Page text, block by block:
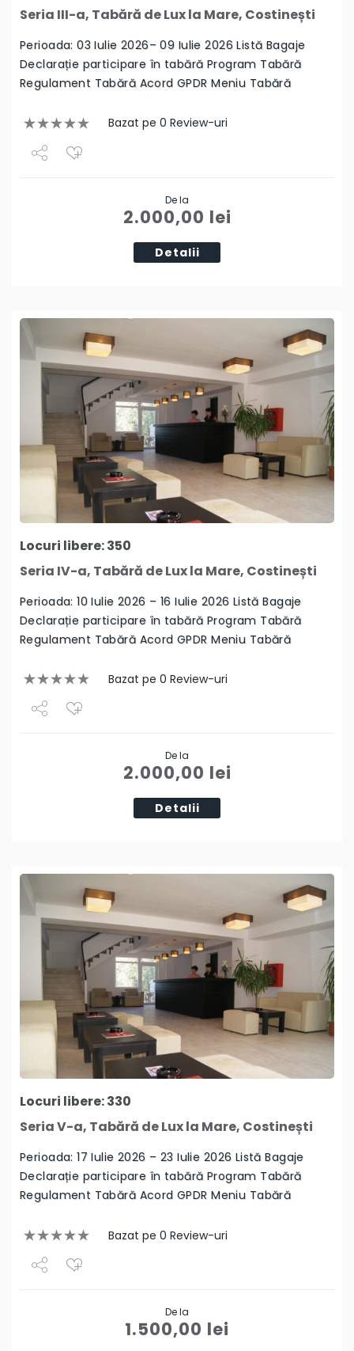
Seria III-a, Tabără de Lux la Mare, Costinești
Perioada: 03 Iulie 2026– 09 Iulie 2026 Listă Bagaje
Declarație participare în tabără Program Tabără
Regulament Tabără Acord GPDR Meniu Tabără
Bazat pe 0 Review-uri
De la
2.000,00 lei
Detalii
Locuri libere: 350
Seria IV-a, Tabără de Lux la Mare, Costinești
Perioada: 10 Iulie 2026 – 16 Iulie 2026 Listă Bagaje
Declarație participare în tabără Program Tabără
Regulament Tabără Acord GPDR Meniu Tabără
Bazat pe 0 Review-uri
De la
2.000,00 lei
Detalii
Locuri libere: 330
Seria V-a, Tabără de Lux la Mare, Costinești
Perioada: 17 Iulie 2026 – 23 Iulie 2026 Listă Bagaje
Declarație participare în tabără Program Tabără
Regulament Tabără Acord GPDR Meniu Tabără
Bazat pe 0 Review-uri
De la
1.500,00 lei